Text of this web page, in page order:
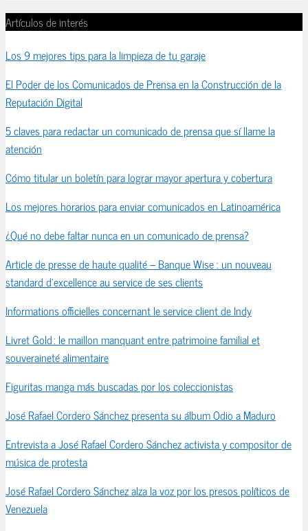
Artículos de interés
Los 9 mejores tips para la limpieza de tu garaje
El Poder de los Comunicados de Prensa en la Construcción de la
Reputación Digital
5 claves para redactar un comunicado de prensa que sí llame la
atención
Cómo titular un boletín para lograr mayor apertura y cobertura
Los mejores horarios para enviar comunicados en Latinoamérica
¿Qué no debe faltar nunca en un comunicado de prensa?
Article de presse de haute qualité – Banque Wise : un nouveau
standard d’excellence au service de ses clients
Informations officielles concernant le service client de Indy
Livret Gold : le maillon manquant entre patrimoine familial et
souveraineté alimentaire
Figuritas manga más buscadas por los coleccionistas
José Rafael Cordero Sánchez presenta su álbum Odio a Maduro
Entrevista a José Rafael Cordero Sánchez activista y compositor de
música de protesta
José Rafael Cordero Sánchez alza la voz por los presos políticos de
Venezuela